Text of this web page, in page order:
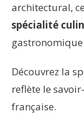
architectural,
spécialité
gastronomique.
Découvrez la
reflète le
française.